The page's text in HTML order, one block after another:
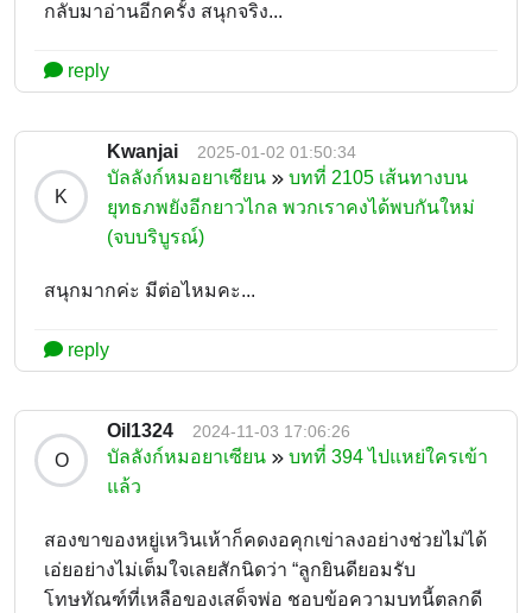
กลับมาอ่านอีกครั้ง สนุกจริง...
reply
K
Kwanjai 2025-01-02 01:50:34
บัลลังก์หมอยาเซียน
บทที่ 2105 เส้นทางบน
ยุทธภพยังอีกยาวไกล พวกเราคงได้พบกันใหม่
(จบบริบูรณ์)
สนุกมากค่ะ มีต่อไหมคะ...
reply
O
Oil1324 2024-11-03 17:06:26
บัลลังก์หมอยาเซียน
บทที่ 394 ไปแหย่ใครเข้า
แล้ว
สองขาของหยู่เหวินเห้าก็คดงอคุกเข่าลงอย่างช่วยไม่ได้
เอ่ยอย่างไม่เต็มใจเลยสักนิดว่า “ลูกยินดียอมรับ
โทษทัณฑ์ที่เหลือของเสด็จพ่อ ชอบข้อความบทนี้ตลกดี